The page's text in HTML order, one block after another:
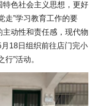
色社会主义思想，更好
走”学习教育工作的要
动性和责任感，现代物
18日组织前往店门完小
”活动。